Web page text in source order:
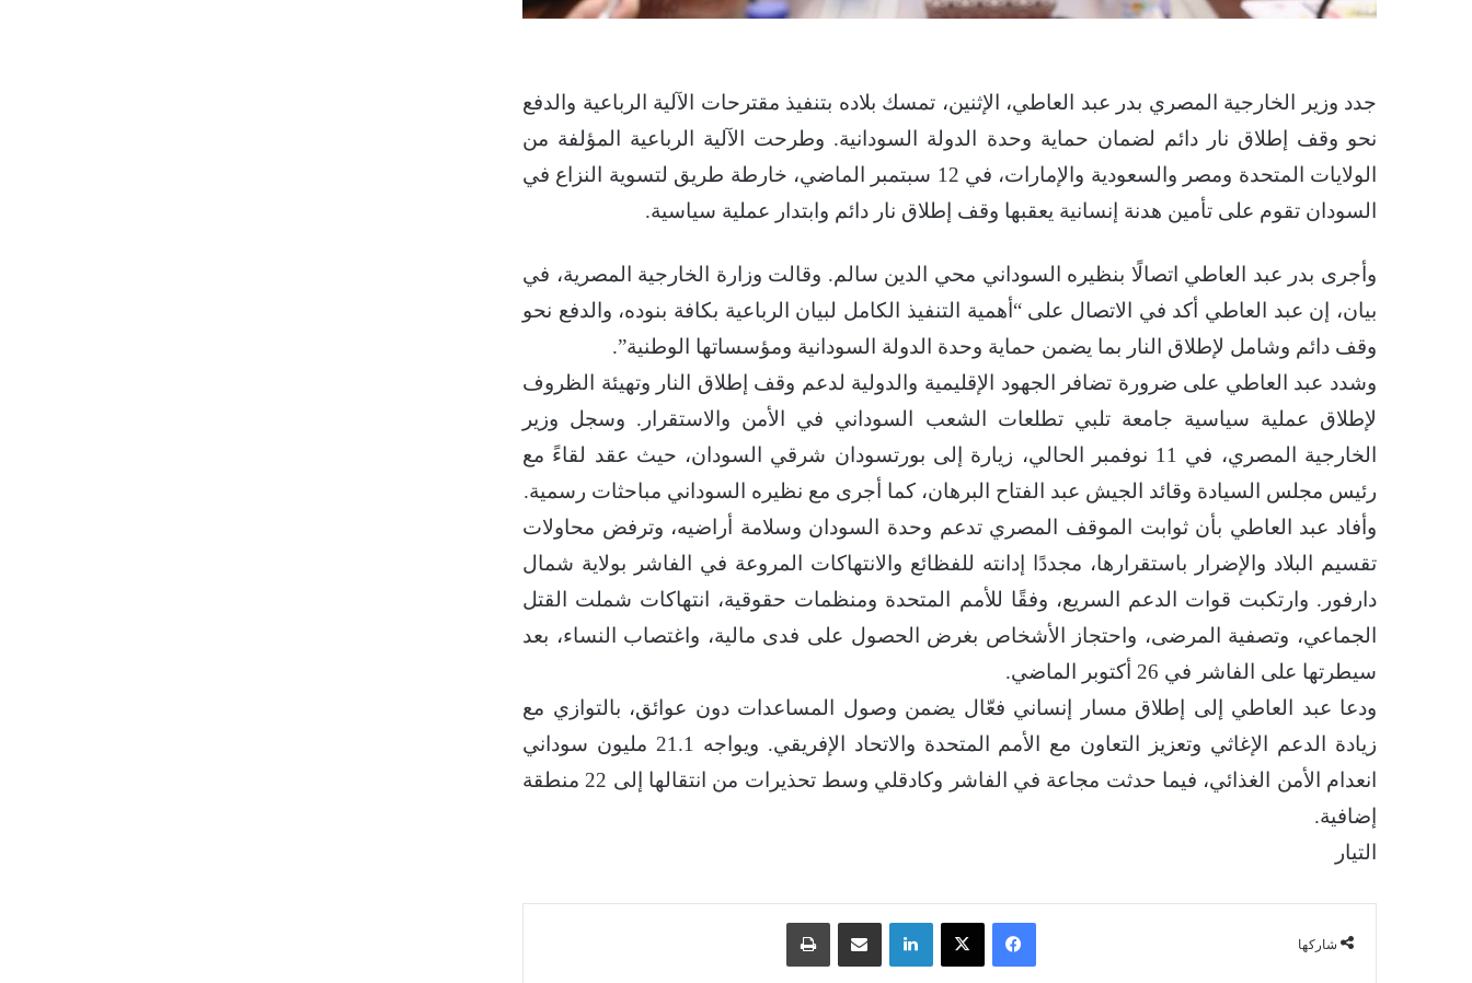
جدد وزير الخارجية المصري بدر عبد العاطي، الإثنين، تمسك بلاده بتنفيذ مقترحات الآلية الرباعية والدفع
نحو وقف إطلاق نار دائم لضمان حماية وحدة الدولة السودانية. وطرحت الآلية الرباعية المؤلفة من
الولايات المتحدة ومصر والسعودية والإمارات، في 12 سبتمبر الماضي، خارطة طريق لتسوية النزاع في
السودان تقوم على تأمين هدنة إنسانية يعقبها وقف إطلاق نار دائم وابتدار عملية سياسية.
وأجرى بدر عبد العاطي اتصالًا بنظيره السوداني محي الدين سالم. وقالت وزارة الخارجية المصرية، في
بيان، إن عبد العاطي أكد في الاتصال على “أهمية التنفيذ الكامل لبيان الرباعية بكافة بنوده، والدفع نحو
وقف دائم وشامل لإطلاق النار بما يضمن حماية وحدة الدولة السودانية ومؤسساتها الوطنية”.
وشدد عبد العاطي على ضرورة تضافر الجهود الإقليمية والدولية لدعم وقف إطلاق النار وتهيئة الظروف
لإطلاق عملية سياسية جامعة تلبي تطلعات الشعب السوداني في الأمن والاستقرار. وسجل وزير
الخارجية المصري، في 11 نوفمبر الحالي، زيارة إلى بورتسودان شرقي السودان، حيث عقد لقاءً مع
رئيس مجلس السيادة وقائد الجيش عبد الفتاح البرهان، كما أجرى مع نظيره السوداني مباحثات رسمية.
وأفاد عبد العاطي بأن ثوابت الموقف المصري تدعم وحدة السودان وسلامة أراضيه، وترفض محاولات
تقسيم البلاد والإضرار باستقرارها، مجددًا إدانته للفظائع والانتهاكات المروعة في الفاشر بولاية شمال
دارفور. وارتكبت قوات الدعم السريع، وفقًا للأمم المتحدة ومنظمات حقوقية، انتهاكات شملت القتل
الجماعي، وتصفية المرضى، واحتجاز الأشخاص بغرض الحصول على فدى مالية، واغتصاب النساء، بعد
سيطرتها على الفاشر في 26 أكتوبر الماضي.
ودعا عبد العاطي إلى إطلاق مسار إنساني فعّال يضمن وصول المساعدات دون عوائق، بالتوازي مع
زيادة الدعم الإغاثي وتعزيز التعاون مع الأمم المتحدة والاتحاد الإفريقي. ويواجه 21.1 مليون سوداني
انعدام الأمن الغذائي، فيما حدثت مجاعة في الفاشر وكادقلي وسط تحذيرات من انتقالها إلى 22 منطقة
إضافية.
التيار
شاركها
فيسبوك ‫X لينكدإن مشاركة عبر البريد